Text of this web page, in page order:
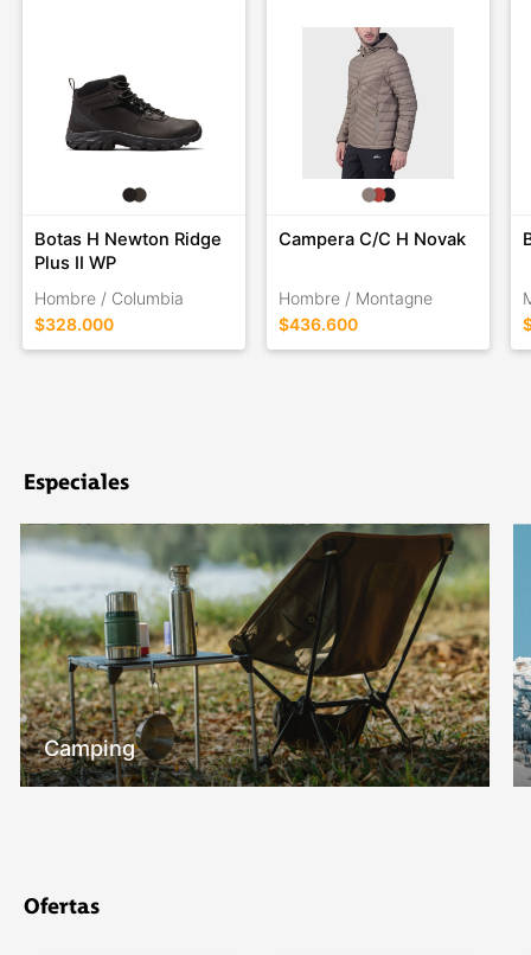
Botas H Newton Ridge
Plus II WP
Hombre / Columbia
$328.000
Campera C/C H Novak
Hombre / Montagne
$436.600
Especiales
Camping
Ofertas